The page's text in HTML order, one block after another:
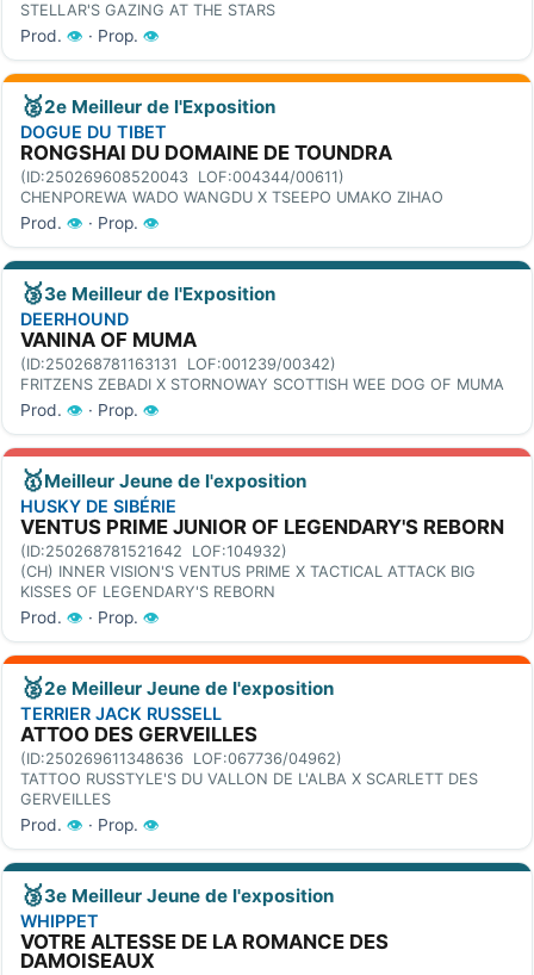
STELLAR'S GAZING AT THE STARS
Prod. 👁 · Prop. 👁
🥈2e Meilleur de l'Exposition
DOGUE DU TIBET
RONGSHAI DU DOMAINE DE TOUNDRA
(ID:250269608520043 LOF:004344/00611)
CHENPOREWA WADO WANGDU X TSEEPO UMAKO ZIHAO
Prod. 👁 · Prop. 👁
🥉3e Meilleur de l'Exposition
DEERHOUND
VANINA OF MUMA
(ID:250268781163131 LOF:001239/00342)
FRITZENS ZEBADI X STORNOWAY SCOTTISH WEE DOG OF MUMA
Prod. 👁 · Prop. 👁
🥇Meilleur Jeune de l'exposition
HUSKY DE SIBÉRIE
VENTUS PRIME JUNIOR OF LEGENDARY'S REBORN
(ID:250268781521642 LOF:104932)
(CH) INNER VISION'S VENTUS PRIME X TACTICAL ATTACK BIG
KISSES OF LEGENDARY'S REBORN
Prod. 👁 · Prop. 👁
🥈2e Meilleur Jeune de l'exposition
TERRIER JACK RUSSELL
ATTOO DES GERVEILLES
(ID:250269611348636 LOF:067736/04962)
TATTOO RUSSTYLE'S DU VALLON DE L'ALBA X SCARLETT DES
GERVEILLES
Prod. 👁 · Prop. 👁
🥉3e Meilleur Jeune de l'exposition
WHIPPET
VOTRE ALTESSE DE LA ROMANCE DES
DAMOISEAUX